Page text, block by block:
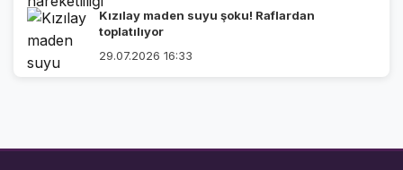
Kızılay maden suyu şoku! Raflardan
toplatılıyor
29.07.2026 16:33